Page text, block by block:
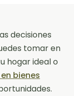
decisiones
tomar en
hogar ideal o
bienes